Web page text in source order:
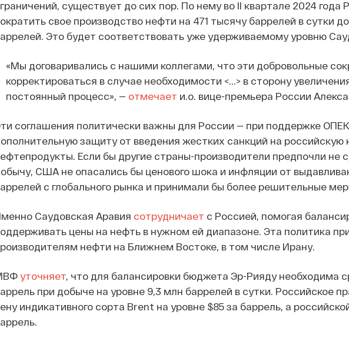
существует до сих пор. По нему во II квартале 2024 года
свое производство нефти на 471 тысячу баррелей в сутки
Это будет соответствовать уже удерживаемому уровню
«Мы договаривались с нашими коллегами, что эти добровольные
корректироваться в случае необходимости <...> в сторону
постоянный процесс», — отмечает и.о. вице-премьера России
соглашения политически важны для России — при поддержке
защиту от введения жестких санкций на российскую
Если бы другие страны-производители предпочли не
США не опасались бы ценового шока и инфляции от
с глобального рынка и принимали бы более решительные
Саудовская Аравия сотрудничает с Россией, помогая
цены на нефть в нужном ей диапазоне. Эта политика
нефти на Ближнем Востоке, в том числе Ирану.
уточняет, что для балансировки бюджета Эр-Рияду необходима
при добыче на уровне 9,3 млн баррелей в сутки. Российское
индикативного сорта Brent на уровне $85 за баррель, а